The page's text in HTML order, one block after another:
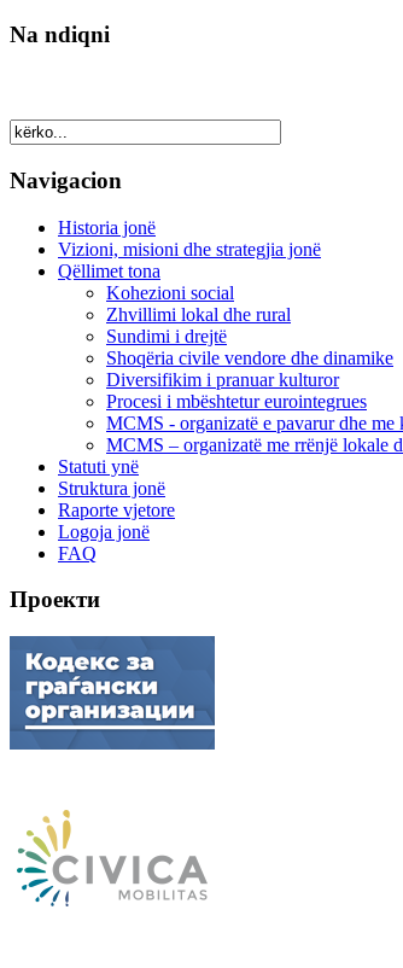
Na ndiqni
Navigacion
Historia jonë
Vizioni, misioni dhe strategjia jonë
Qëllimet tona
Kohezioni social
Zhvillimi lokal dhe rural
Sundimi i drejtë
Shoqëria civile vendore dhe dinamike
Diversifikim i pranuar kulturor
Procesi i mbështetur eurointegrues
MCMS - organizatë e pavarur dhe me
MCMS – organizatë me rrënjë lokale
Statuti ynë
Struktura jonë
Raporte vjetore
Logoja jonë
FAQ
Проекти